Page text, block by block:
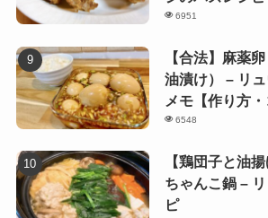
6951
【合法】麻薬
油漬け） – リ
メモ【作り方・
6548
【鶏団子と油
ちゃんこ鍋 –
ピ